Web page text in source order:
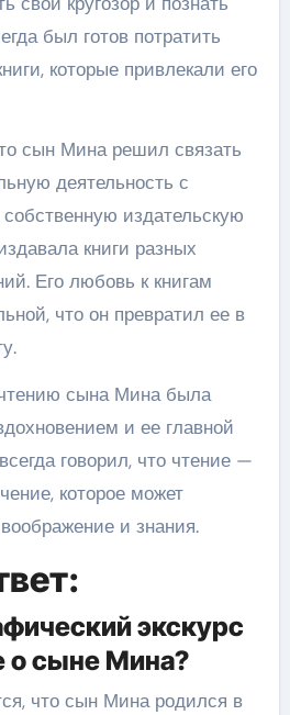
был готов потратить
которые привлекали его
сын Мина решил связать
деятельность с
издательскую
книги разных
Его любовь к книгам
что он превратил ее в
сына Мина была
и ее главной
говорил, что чтение —
которое может
и знания.
экскурс
о сыне Мина?
что сын Мина родился в